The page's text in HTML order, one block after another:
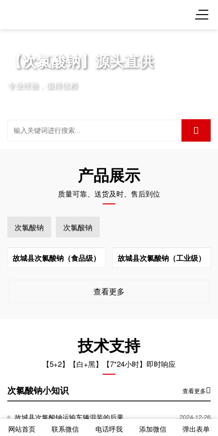
【次氯酸钠】源头直供
专业经验，值得信赖
产品展示
质量可靠、送货及时、售后到位
次氯酸钠 次氯酸钠
故城县次氯酸钠（食品级） 故城县次氯酸钠（工业级）
查看更多
技术支持
【5+2】【白+黑】【7*24小时】即时响应
次氯酸钠小知识 查看更多
故城县次氯酸钠运输车辆混装的后果 2024-12-26
网站首页 联系微信 电话呼我 添加微信 弹出表单